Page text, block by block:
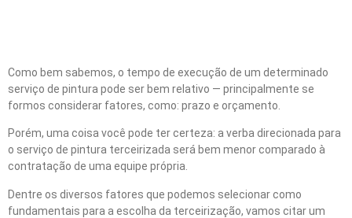
Como bem sabemos, o tempo de execução de um determinado
serviço de pintura pode ser bem relativo — principalmente se
formos considerar fatores, como: prazo e orçamento.
Porém, uma coisa você pode ter certeza: a verba direcionada para
o serviço de pintura terceirizada será bem menor comparado à
contratação de uma equipe própria.
Dentre os diversos fatores que podemos selecionar como
fundamentais para a escolha da terceirização, vamos citar um